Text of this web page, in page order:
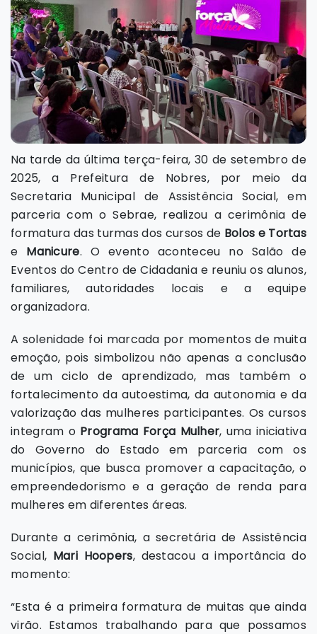
Na tarde da última terça-feira, 30 de setembro de
2025, a Prefeitura de Nobres, por meio da
Secretaria Municipal de Assistência Social, em
parceria com o Sebrae, realizou a cerimônia de
formatura das turmas dos cursos de Bolos e Tortas
e Manicure. O evento aconteceu no Salão de
Eventos do Centro de Cidadania e reuniu os alunos,
familiares, autoridades locais e a equipe
organizadora.
A solenidade foi marcada por momentos de muita
emoção, pois simbolizou não apenas a conclusão
de um ciclo de aprendizado, mas também o
fortalecimento da autoestima, da autonomia e da
valorização das mulheres participantes. Os cursos
integram o Programa Força Mulher, uma iniciativa
do Governo do Estado em parceria com os
municípios, que busca promover a capacitação, o
empreendedorismo e a geração de renda para
mulheres em diferentes áreas.
Durante a cerimônia, a secretária de Assistência
Social, Mari Hoopers, destacou a importância do
momento:
“Esta é a primeira formatura de muitas que ainda
virão. Estamos trabalhando para que possamos